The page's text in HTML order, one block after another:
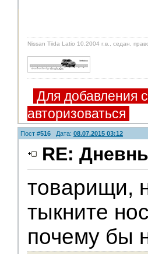
Nissan Tiida Latio 10.2004 г.в., седан,
Для добавления
авторизоваться
Пост #516 Дата: 08.07.2015 03:12
RE:
товарищи,
тыкните
почему бы